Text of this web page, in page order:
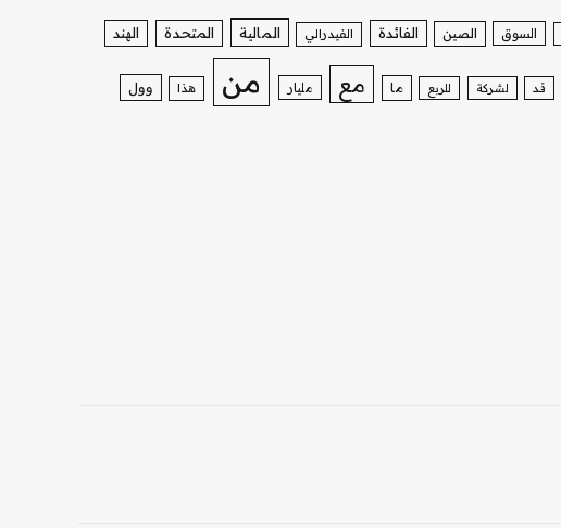
السوق الصين الفائدة الفيدرالي المالية المتحدة الهند
قد لشركة للربع ما مع مليار من هذا وول